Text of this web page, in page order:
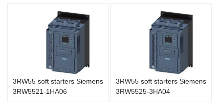
3RW55 soft starters Siemens
3RW5521-1HA06
3RW55 soft starters Siemens
3RW5525-3HA04